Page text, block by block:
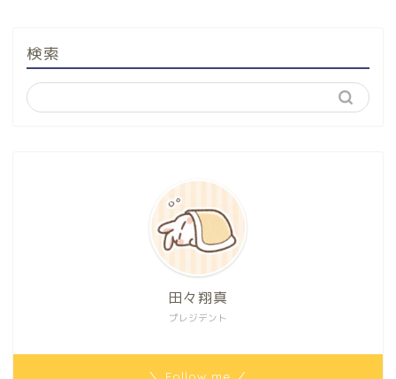
検索
プレジデント
田々翔真
＼ Follow me ／